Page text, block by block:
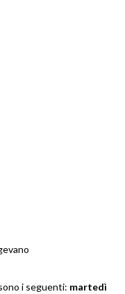
i seguenti: martedì